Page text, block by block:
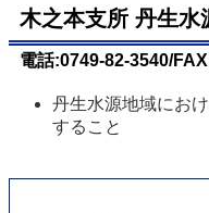
木之本支所 丹生水
電話:0749-82-3540/
丹生水源地域にお
すること